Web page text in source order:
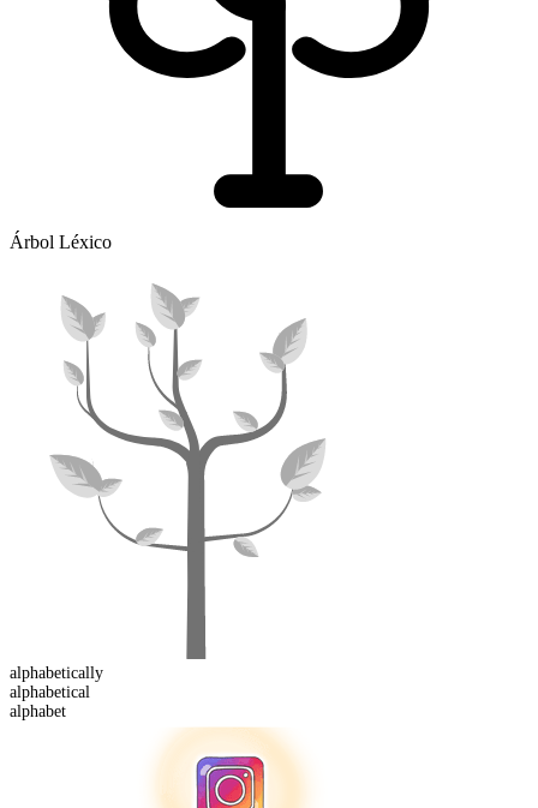
Árbol Léxico
alphabetically
alphabetical
alphabet